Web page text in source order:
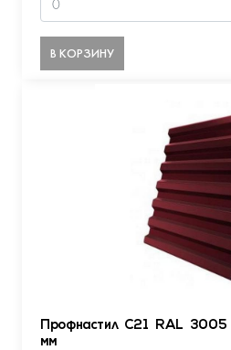
В КОРЗИНУ
Профнастил С21 RAL
мм